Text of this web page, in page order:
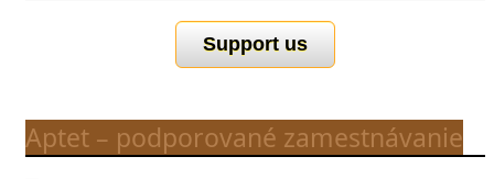
Support us
Aptet – podporované zamestnávanie